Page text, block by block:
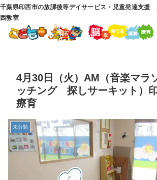
千葉県印西市の放課後等デイサービス・児童発達支援
西教室
4月30日（火）AM（音楽マラ
ッチング 探しサーキット）
療育
未分類